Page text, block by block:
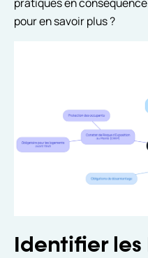
pour en savoir plus ?
Identifier